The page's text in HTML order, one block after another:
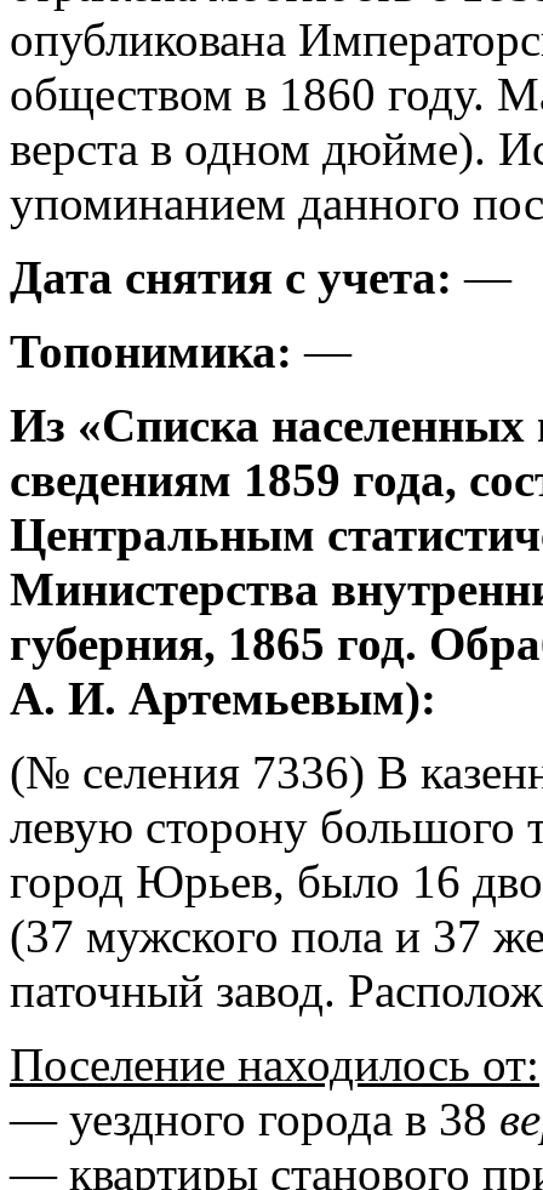
опубликована
обществом в 1860 году.
верста в одном дюйме).
упоминанием данного
Дата снятия с учета: —
Топонимика: —
Из «Списка населенных
сведениям 1859 года,
Центральным
Министерства
губерния, 1865 год.
А. И. Артемьевым):
(№ селения 7336) В
левую сторону большого
город Юрьев, было 16
(37 мужского пола и 37
паточный завод.
Поселение находилось от:
— уездного города в 38
— квартиры станового